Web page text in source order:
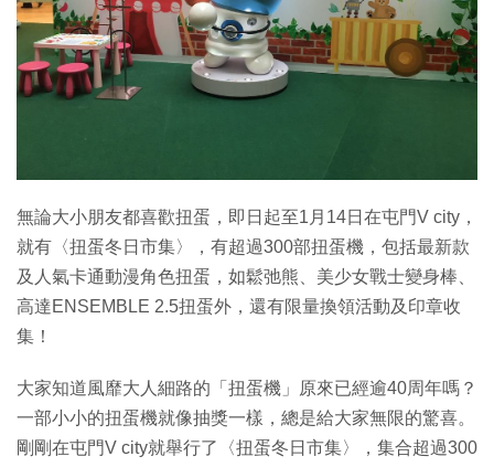
Enterprise Digital Transformation
特集
無論大小朋友都喜歡扭蛋，即日起至1月14日在屯門V city，
就有〈扭蛋冬日市集〉，有超過300部扭蛋機，包括最新款
及人氣卡通動漫角色扭蛋，如鬆弛熊、美少女戰士變身棒、
高達ENSEMBLE 2.5扭蛋外，還有限量換領活動及印章收
集！
大家知道風靡大人細路的「扭蛋機」原來已經逾40周年嗎？
一部小小的扭蛋機就像抽獎一樣，總是給大家無限的驚喜。
剛剛在屯門V city就舉行了〈扭蛋冬日市集〉，集合超過300